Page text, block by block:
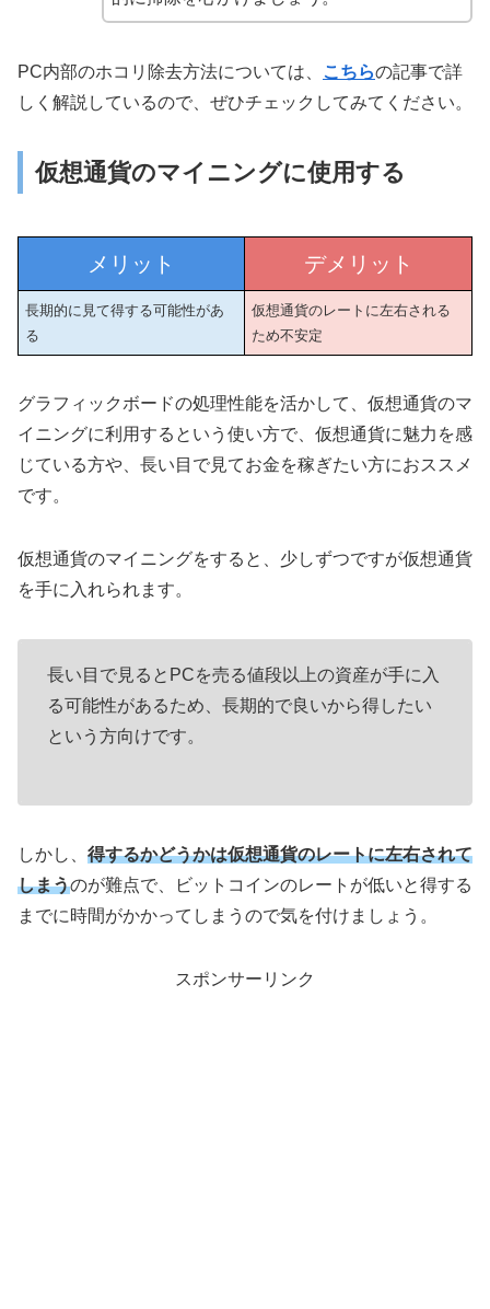
PC内部のホコリ除去方法については、 こちらの記事で詳
しく解説しているので、ぜひチェックしてみてください。
仮想通貨のマイニングに使用する
メリット デメリット
長期的に見て得する可能性があ
る
仮想通貨のレートに左右される
ため不安定
グラフィックボードの処理性能を活かして、仮想通貨のマ
イニングに利用するという使い方で、仮想通貨に魅力を感
じている方や、長い目で見てお金を稼ぎたい方におススメ
です。
仮想通貨のマイニングをすると、少しずつですが仮想通貨
を手に入れられます。
長い目で見るとPCを売る値段以上の資産が手に入
る可能性があるため、長期的で良いから得したい
という方向けです。
しかし、 得するかどうかは仮想通貨のレートに左右されて
しまうのが難点で、ビットコインのレートが低いと得する
までに時間がかかってしまうので気を付けましょう。
スポンサーリンク